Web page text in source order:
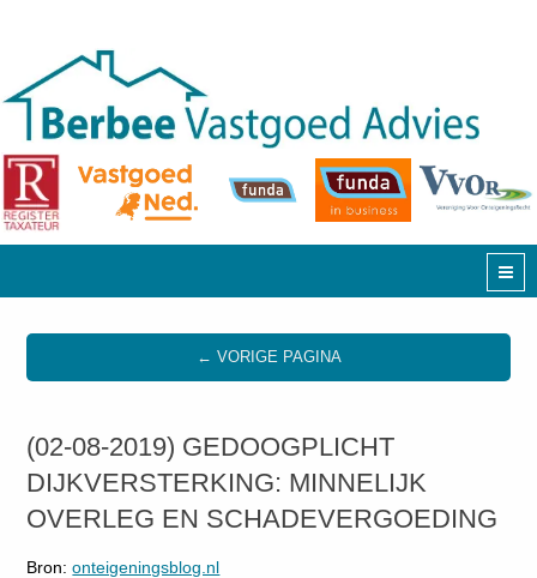
← VORIGE PAGINA
(02-08-2019) GEDOOGPLICHT
DIJKVERSTERKING: MINNELIJK
OVERLEG EN SCHADEVERGOEDING
Bron:onteigeningsblog.nl